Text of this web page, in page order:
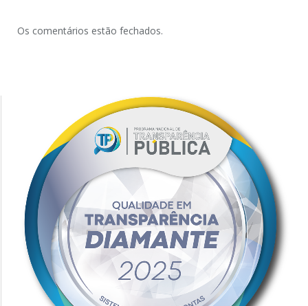
Os comentários estão fechados.